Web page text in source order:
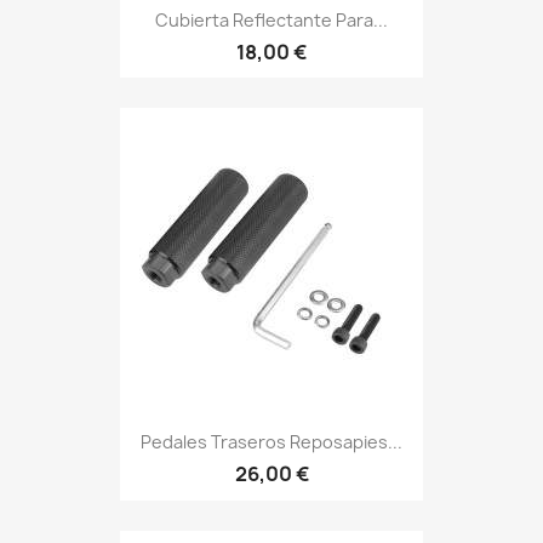
Cubierta Reflectante Para...
18,00 €
Pedales Traseros Reposapies...
26,00 €